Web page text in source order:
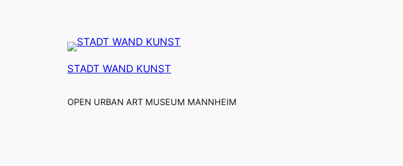
STADT WAND KUNST
OPEN URBAN ART MUSEUM MANNHEIM